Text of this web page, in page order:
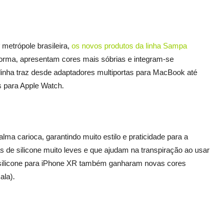
brasileira, os novos produtos da linha Sampa
apresentam cores mais sóbrias e integram-se
traz desde adaptadores multiportas para MacBook até
Apple Watch.
carioca, garantindo muito estilo e praticidade para a
de silicone muito leves e que ajudam na transpiração ao usar
para iPhone XR também ganharam novas cores